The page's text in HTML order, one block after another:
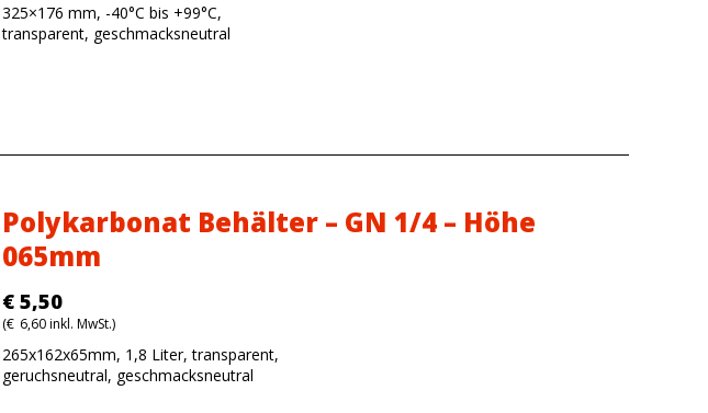
325×176 mm, -40°C bis +99°C,
transparent, geschmacksneutral
Polykarbonat Behälter – GN 1/4 – Höhe
065mm
€ 5,50
(€ 6,60inkl. MwSt.)
265x162x65mm, 1,8 Liter, transparent,
geruchsneutral, geschmacksneutral